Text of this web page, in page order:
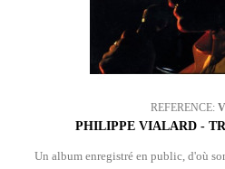
REFERENCE:
PHILIPPE VIALARD -
Un album enregistré en public, d'où